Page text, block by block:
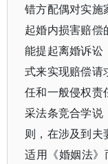
错方配偶对实施
起婚内损害赔偿
能提起离婚诉讼
式来实现赔偿请
任和一般侵权责
采法条竞合学说
则，在涉及到
适用《婚姻法